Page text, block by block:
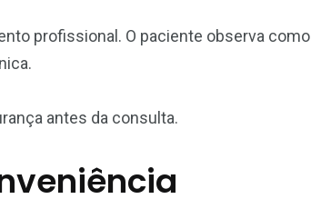
profissional. O paciente observa como
antes da consulta.